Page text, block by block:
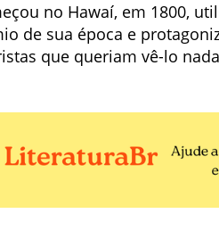
no Hawaí, em 1800,
de sua época e
que queriam vê-lo